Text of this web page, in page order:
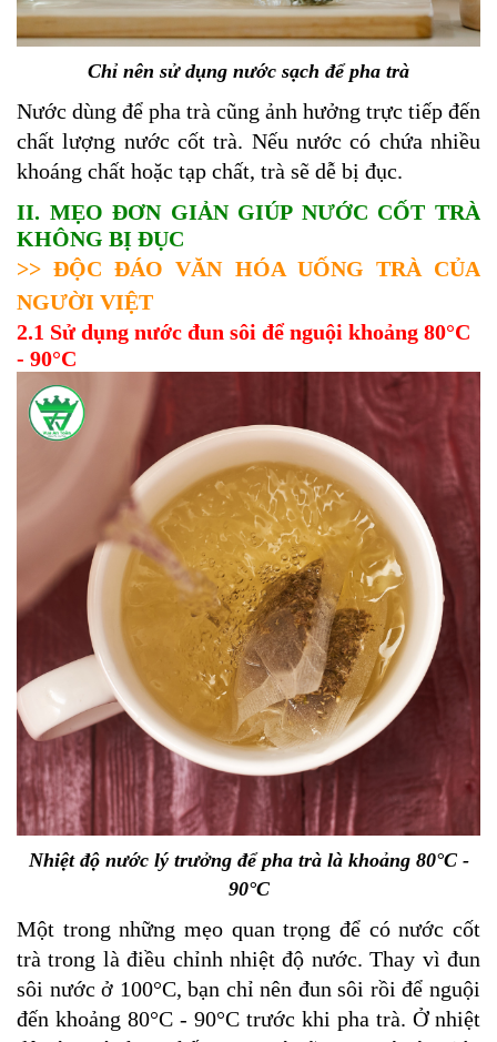
Chỉ nên sử dụng nước sạch để pha trà
Nước dùng để pha trà cũng ảnh hưởng trực tiếp đến
chất lượng nước cốt trà. Nếu nước có chứa nhiều
khoáng chất hoặc tạp chất, trà sẽ dễ bị đục.
II. MẸO ĐƠN GIẢN GIÚP NƯỚC CỐT TRÀ
KHÔNG BỊ ĐỤC
>>ĐỘC ĐÁO VĂN HÓA UỐNG TRÀ CỦA
NGƯỜI VIỆT
2.1 Sử dụng nước đun sôi để nguội khoảng 80°C
- 90°C
Nhiệt độ nước lý trưởng để pha trà là khoảng 80°C -
90°C
Một trong những mẹo quan trọng để có nước cốt
trà trong là điều chỉnh nhiệt độ nước. Thay vì đun
sôi nước ở 100°C, bạn chỉ nên đun sôi rồi để nguội
đến khoảng 80°C - 90°C trước khi pha trà. Ở nhiệt